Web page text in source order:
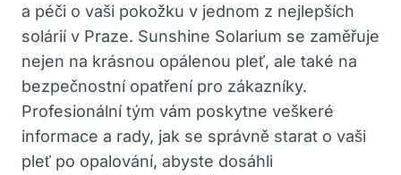
a péči o vaši pokožku⁤ v jednom z ⁤nejlepších
solárií v ‌Praze. ⁢Sunshine Solarium⁢ se zaměřuje
nejen ⁢na krásnou⁣ opálenou ‍pleť,‌ ale ​také‌ na
bezpečnostní opatření pro zákazníky.
Profesionální tým ⁢vám poskytne veškeré
informace a ⁣rady,⁣ jak se ‍správně starat o ‍vaši
pleť⁣ po opalování, ‍abyste dosáhli